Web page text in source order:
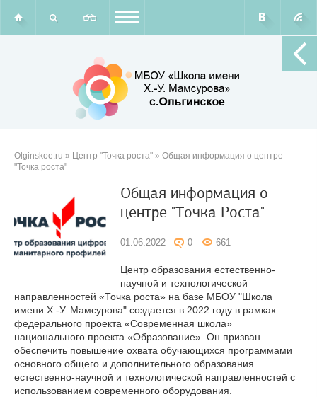
Olginskoe.ru » Центр "Точка роста" » Общая информация о центре
"Точка роста"
Общая информация о
центре "Точка Роста"
01.06.2022 0 661
Центр образования естественно-
научной и технологической
направленностей «Точка роста» на базе МБОУ "Школа
имени Х.-У. Мамсурова" создается в 2022 году в рамках
федерального проекта «Современная школа»
национального проекта «Образование». Он призван
обеспечить повышение охвата обучающихся программами
основного общего и дополнительного образования
естественно-научной и технологической направленностей с
использованием современного оборудования.